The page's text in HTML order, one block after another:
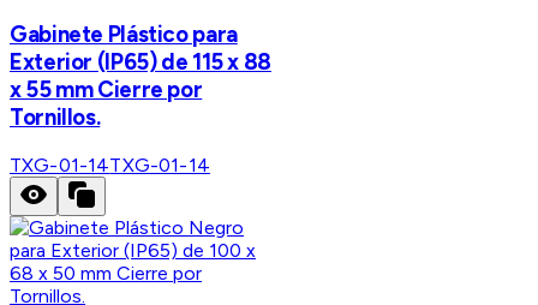
Gabinete Plástico para
Exterior (IP65) de 115 x 88
x 55 mm Cierre por
Tornillos.
TXG-01-14TXG-01-14